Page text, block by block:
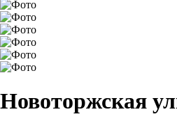
Новоторжская